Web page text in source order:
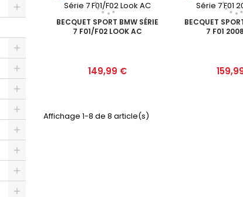
BECQUET SPORT BMW SÉRIE
7 F01/F02 LOOK AC
Prix
149,99 €
BECQUET
7 F01
Prix
Affichage 1-8 de 8 article(s)